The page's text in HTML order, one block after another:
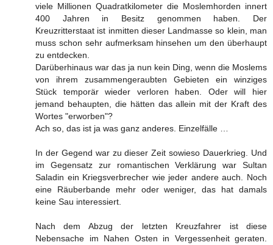
viele Millionen Quadratkilometer die Moslemhorden innert
400 Jahren in Besitz genommen haben. Der
Kreuzritterstaat ist inmitten dieser Landmasse so klein, man
muss schon sehr aufmerksam hinsehen um den überhaupt
zu entdecken.
Darüberhinaus war das ja nun kein Ding, wenn die Moslems
von ihrem zusammengeraubten Gebieten ein winziges
Stück temporär wieder verloren haben. Oder will hier
jemand behaupten, die hätten das allein mit der Kraft des
Wortes "erworben"?
Ach so, das ist ja was ganz anderes. Einzelfälle …
In der Gegend war zu dieser Zeit sowieso Dauerkrieg. Und
im Gegensatz zur romantischen Verklärung war Sultan
Saladin ein Kriegsverbrecher wie jeder andere auch. Noch
eine Räuberbande mehr oder weniger, das hat damals
keine Sau interessiert.
Nach dem Abzug der letzten Kreuzfahrer ist diese
Nebensache im Nahen Osten in Vergessenheit geraten.